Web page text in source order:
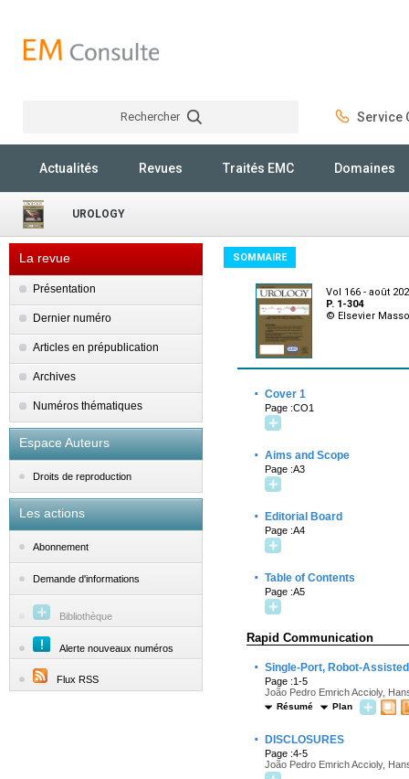
Rechercher Service
Actualités Revues Traités EMC Domaines
UROLOGY
La revue
Présentation
Dernier numéro
Articles en prépublication
Archives
Numéros thématiques
Espace Auteurs
Droits de reproduction
Les actions
Abonnement
Demande d'informations
Bibliothèque
Alerte nouveaux numéros
Flux RSS
SOMMAIRE
Vol 166 - août
P. 1-304
© Elsevier
· Cover 1
Page :CO1
· Aims and Scope
Page :A3
· Editorial Board
Page :A4
· Table of Contents
Page :A5
Rapid Communication
· Single-Port, Robot-
Page :1-5
João Pedro Emrich Accioly,
Résumé Plan
· DISCLOSURES
Page :4-5
João Pedro Emrich Accioly,